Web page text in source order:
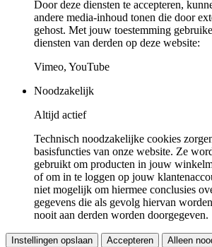
Door deze diensten te accepteren,
andere media-inhoud tonen die door
gehost. Met jouw toestemming
diensten van derden op deze website:
Vimeo, YouTube
Noodzakelijk
Altijd actief
Technisch noodzakelijke cookies
basisfuncties van onze website. Ze
gebruikt om producten in jouw
of om in te loggen op jouw
niet mogelijk om hiermee conclusies
gegevens die als gevolg hiervan
nooit aan derden worden doorgegeven.
Instellingen opslaan Accepteren Alleen